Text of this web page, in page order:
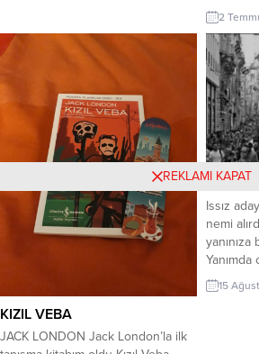
salonunu büyüttüğün...
ve seçki
İngilizce
Gazetesi
Edebiyat
kurulu,
ve
2
KIZIL VEBA
JACK LONDON Jack London’la ilk
ISSIZ
Issız
nemi
yanınıza
Yanımda
üzerinde
Fişeği.
15
REKLAMI KAPAT